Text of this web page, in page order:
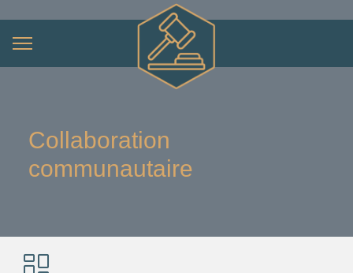
Collaboration
communautaire